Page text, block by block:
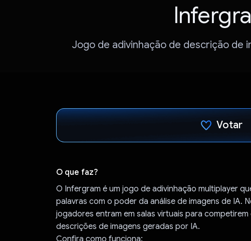
Jogo de adivinhação de descrição de
Votar
O que faz?
O Infergram é um jogo de adivinhação multiplayer
palavras com o poder da análise de imagens de IA.
jogadores entram em salas virtuais para
descrições de imagens geradas por IA.
Confira como funciona: